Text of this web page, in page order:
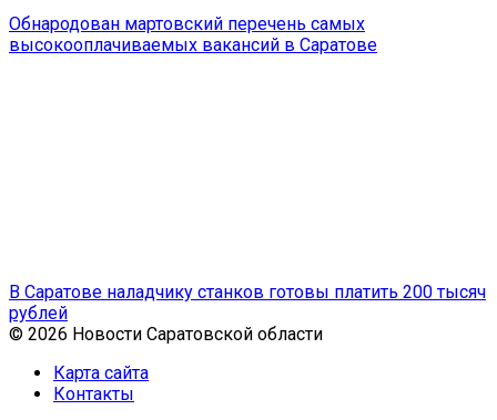
Обнародован мартовский перечень самых
высокооплачиваемых вакансий в Саратове
В Саратове наладчику станков готовы платить 200 тысяч
рублей
© 2026 Новости Саратовской области
Карта сайта
Контакты